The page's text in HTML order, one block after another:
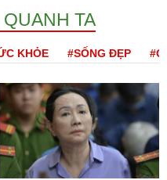
TA
KHỎE #SỐNG ĐẸP